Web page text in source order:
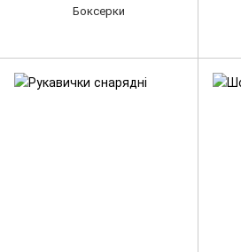
Боксерки